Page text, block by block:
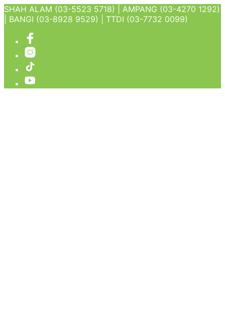
SHAH ALAM (03-5523 5718) | AMPANG (03-4270 1292)
| BANGI (03-8928 9529) | TTDI (03-7732 0099)